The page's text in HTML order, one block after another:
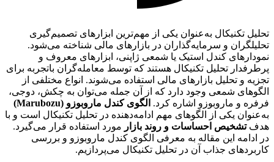
تحلیل تکنیکال به‌عنوان یکی از مهم‌ترین ابزارهای تصمیم‌گیری
تحلیلگران و سرمایه‌گذاران در بازارهای مالی شناخته می‌شود.
نمودارهای کندل استیک یا شمعی ژاپنی، ابزارهای معروف و
پرطرفدار تحلیل تکنیکال هستند که توسط معامله‌گران با‌تجربه برای
تجزیه و تحلیل بازارهای مالی استفاده می‌شوند. انواع مختلفی از
الگوهای شمعی وجود دارد که از آن جمله می‌توان به چکش، دوجی،
فرفره و ماروبوزو اشاره کرد. الگوی کندل ماروبوزو (Marubozu)
به‌عنوان یکی از الگوهای مهم ادامه‌دهنده در تحلیل تکنیکال است و با
هدفتشخیص احساسات و روند بازار مورد استفاده قرار می‌گیرد.
در ادامه این مقاله به معرفی الگوی کندل ماروبوزو و بررسی
کاربردهای جذاب آن در تحلیل تکنیکال می‌پردازیم.